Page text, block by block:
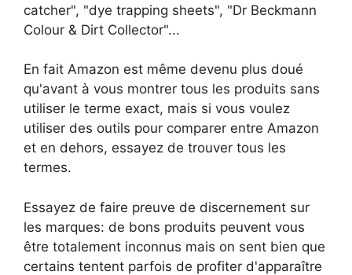
catcher", "dye trapping sheets", "Dr Beckmann
Colour & Dirt Collector"...
En fait Amazon est même devenu plus doué
qu'avant à vous montrer tous les produits sans
utiliser le terme exact, mais si vous voulez
utiliser des outils pour comparer entre Amazon
et en dehors, essayez de trouver tous les
termes.
Essayez de faire preuve de discernement sur
les marques: de bons produits peuvent vous
être totalement inconnus mais on sent bien que
certains tentent parfois de profiter d'apparaître